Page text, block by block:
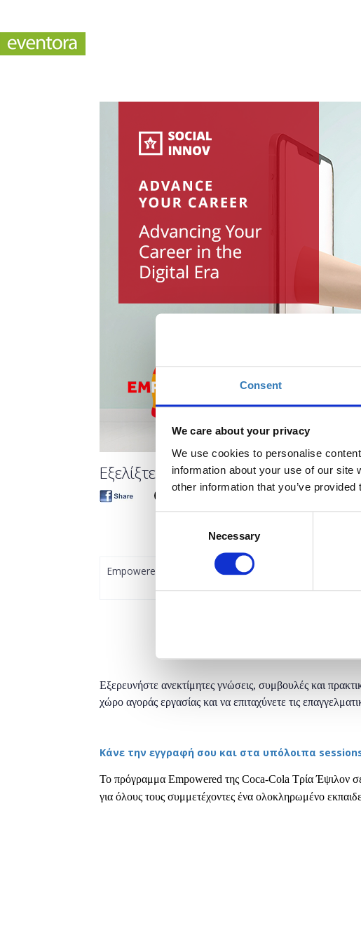
Consent
We care about your privacy
We use cookies to personalise
information about your use of our
other information that you’ve
Necessary
Εξελίξτε την Καριέρα σας στην
Empowered
Εξερευνήστε ανεκτίμητες γνώσεις, συμβουλές και
χώρο αγοράς εργασίας και να επιταχύνετε τις
Κάνε την εγγραφή σου και στα υπόλοιπα
Το πρόγραμμα Empowered της Coca-Cola Τρία Έψιλον
για όλους τους συμμετέχοντες ένα ολοκληρωμένο